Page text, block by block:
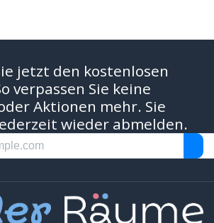
jetzt den kostenlosen
verpassen Sie keine
Aktionen mehr. Sie
wieder abmelden.